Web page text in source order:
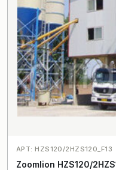
АРТ: HZS120/2HZS120_F13
Zoomlion HZS120/